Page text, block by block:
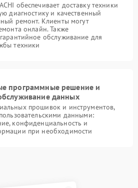
обеспечивает доставку техники
диагностику и качественный
ремонт. Клиенты могут
онлайн. Также
обслуживание для
техники
программные решение и
данных
прошивок и инструментов,
данными:
конфиденциальность и
при необходимости